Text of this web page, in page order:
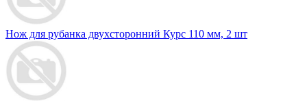
Нож для рубанка двухсторонний Курс 110 мм, 2 шт